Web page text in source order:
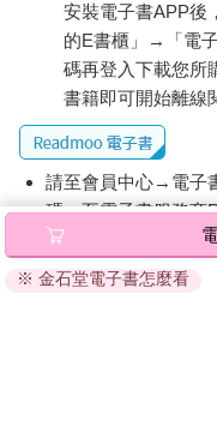
安裝電子書APP後
的E書櫃」→「電
碼再登入下載您所
書籍即可開始離線
請至會員中心→電子
碼』至電子書服務商
退換貨須知：
因版權保護，您在金
※ 金石堂電子書怎麼看